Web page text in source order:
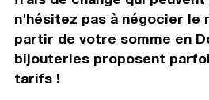
n'hésitez pas à négocier le
partir de votre somme en
bijouteries proposent
tarifs !